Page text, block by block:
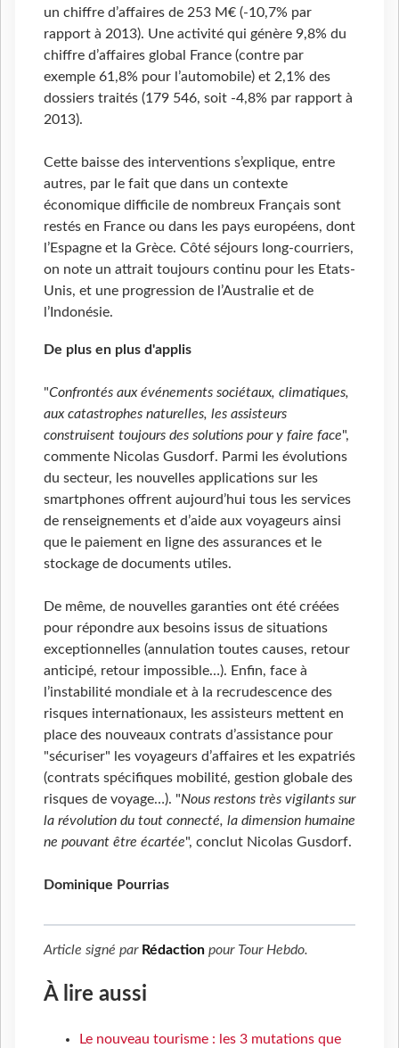
un chiffre d’affaires de 253 M€ (-10,7% par
rapport à 2013). Une activité qui génère 9,8% du
chiffre d’affaires global France (contre par
exemple 61,8% pour l’automobile) et 2,1% des
dossiers traités (179 546, soit -4,8% par rapport à
2013).
Cette baisse des interventions s’explique, entre
autres, par le fait que dans un contexte
économique difficile de nombreux Français sont
restés en France ou dans les pays européens, dont
l’Espagne et la Grèce. Côté séjours long-courriers,
on note un attrait toujours continu pour les Etats-
Unis, et une progression de l’Australie et de
l’Indonésie.
De plus en plus d'applis
"Confrontés aux événements sociétaux, climatiques,
aux catastrophes naturelles, les assisteurs
construisent toujours des solutions pour y faire face",
commente Nicolas Gusdorf. Parmi les évolutions
du secteur, les nouvelles applications sur les
smartphones offrent aujourd’hui tous les services
de renseignements et d’aide aux voyageurs ainsi
que le paiement en ligne des assurances et le
stockage de documents utiles.
De même, de nouvelles garanties ont été créées
pour répondre aux besoins issus de situations
exceptionnelles (annulation toutes causes, retour
anticipé, retour impossible…). Enfin, face à
l’instabilité mondiale et à la recrudescence des
risques internationaux, les assisteurs mettent en
place des nouveaux contrats d’assistance pour
"sécuriser" les voyageurs d’affaires et les expatriés
(contrats spécifiques mobilité, gestion globale des
risques de voyage…). "Nous restons très vigilants sur
la révolution du tout connecté, la dimension humaine
ne pouvant être écartée", conclut Nicolas Gusdorf.
Dominique Pourrias
Article signé par Rédaction pour Tour Hebdo.
À lire aussi
Le nouveau tourisme : les 3 mutations que